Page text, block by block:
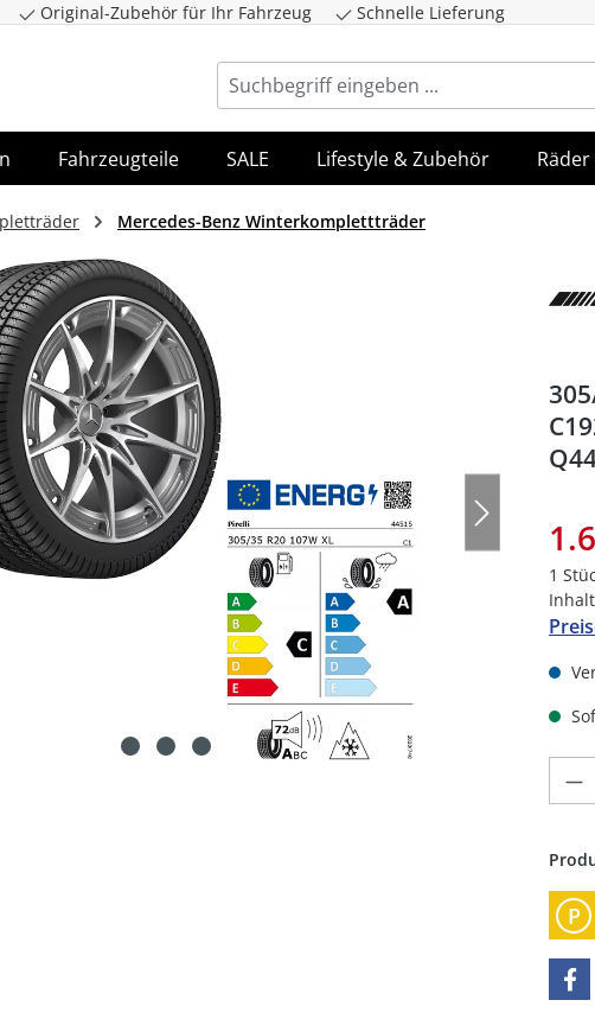
Zur Suche springen Zur Hauptnavigation springen
Original-Zubehör für Ihr Fahrzeug Schnelle Lieferung
Fahrzeugteile SALE Lifestyle & Zubehör
Mercedes-Benz Winterkomplettträder
1
P